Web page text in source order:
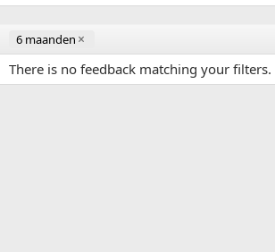
6 maanden
There is no feedback matching your filters.